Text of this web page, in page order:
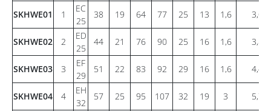
SKHWE01
1
EC
25
38 19 64 77 25 13 1,6 3,09
SKHWE02 2
ED
25
44 21 76 90 25 16 1,6 3,80
SKHWE03 3
EF
29
51 22 83 92 29 16 1,6 4,41
SKHWE04 4
EH
32
57 25 95 107 32 19 3 5,78